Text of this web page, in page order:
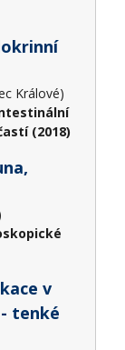
Králové)
(2018)
v
tenké